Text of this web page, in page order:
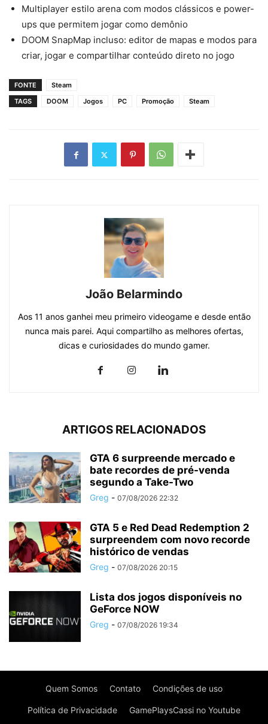
Multiplayer estilo arena com modos clássicos e power-
ups que permitem jogar como demônio
DOOM SnapMap incluso: editor de mapas e modos para
criar, jogar e compartilhar conteúdo direto no jogo
FONTE
Steam
TAGS
DOOM Jogos PC Promoção Steam
João Belarmindo
Aos 11 anos ganhei meu primeiro videogame e desde então
nunca mais parei. Aqui compartilho as melhores ofertas,
dicas e curiosidades do mundo gamer.
ARTIGOS RELACIONADOS
GTA 6 surpreende mercado e
bate recordes de pré-venda
segundo a Take-Two
Greg - 07/08/2026 22:32
GTA 5 e Red Dead Redemption 2
surpreendem com novo recorde
histórico de vendas
Greg - 07/08/2026 20:15
Lista dos jogos disponíveis no
GeForce NOW
Greg - 07/08/2026 19:34
Quem Somos Contato Condições de uso
Política de Privacidade GamePlaysCassi no Youtube